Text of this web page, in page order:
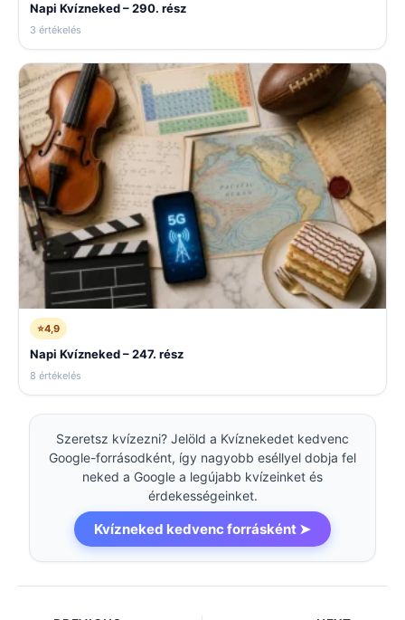
Napi Kvízneked – 290. rész
3 értékelés
⭐4,9
Napi Kvízneked – 247. rész
8 értékelés
Szeretsz kvízezni? Jelöld a Kvíznekedet kedvenc
Google-forrásodként, így nagyobb eséllyel dobja fel
neked a Google a legújabb kvízeinket és
érdekességeinket.
Kvízneked kedvenc forrásként ➤